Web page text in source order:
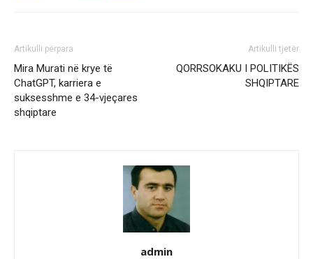
Artikulli përpara
Mira Murati në krye të
ChatGPT, karriera e
suksesshme e 34-vjeçares
shqiptare
Artikulli tjetër
QORRSOKAKU I POLITIKËS
SHQIPTARE
admin